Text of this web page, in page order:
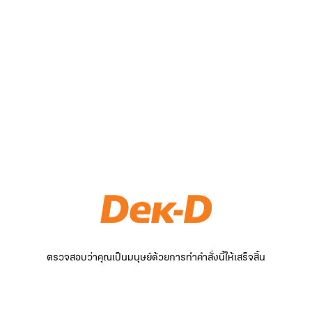
ตรวจสอบว่าคุณเป็นมนุษย์ด้วยการทำคำสั่งนี้ให้เสร็จสิ้น